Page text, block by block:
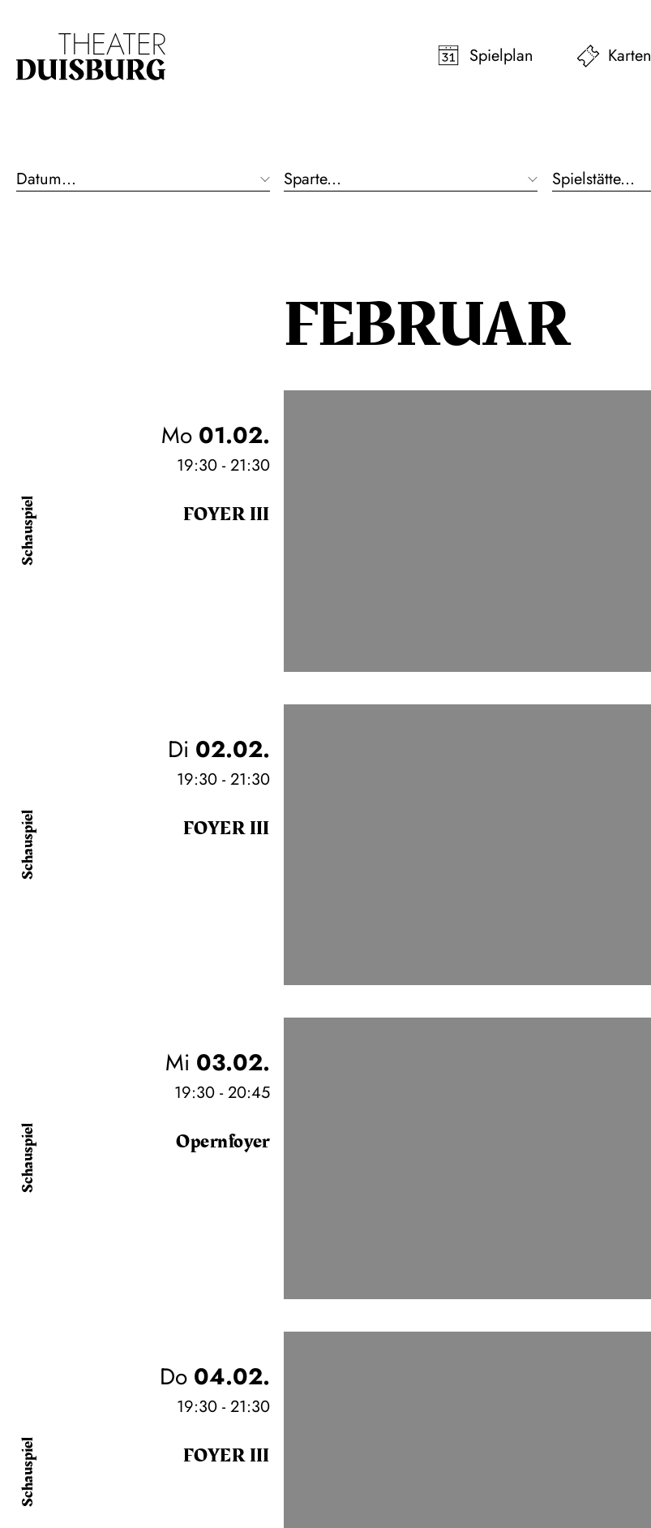
Spielplan
Karten
Datum... Sparte... Spielstätte...
FEBRUAR
Schauspiel
Mo 01.02.
19:30 - 21:30
FOYER III
Schauspiel
Di 02.02.
19:30 - 21:30
FOYER III
Schauspiel
Mi 03.02.
19:30 - 20:45
Opernfoyer
Schauspiel
Do 04.02.
19:30 - 21:30
FOYER III